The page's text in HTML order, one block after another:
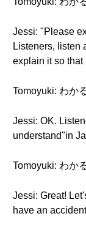
Jessi: "Please
Listeners, listen
explain it so that
Tomoyuki: わか
Jessi: OK.
understand"in
Tomoyuki: わか
Jessi: Great!
have an